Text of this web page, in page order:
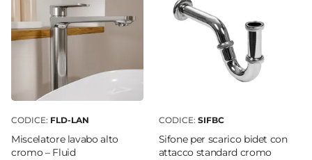
CODICE: FLD-LAN
Miscelatore lavabo alto
cromo – Fluid
CODICE: SIFBC
Sifone per scarico bidet con
attacco standard cromo